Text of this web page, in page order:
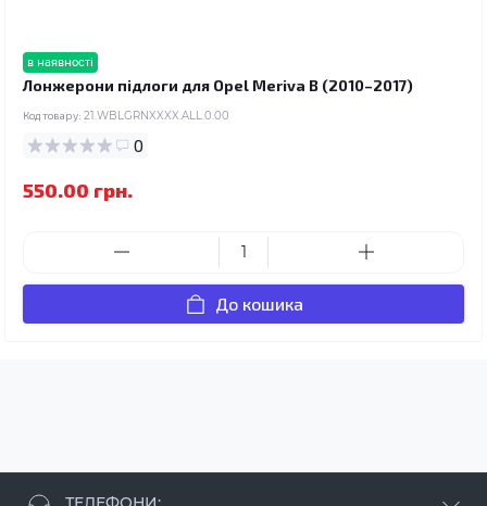
в наявності
Лонжерони підлоги для Opel Meriva B (2010–2017)
Код товару: 21.WBLGRNXXXX.ALL.0.00
0
550.00 грн.
До кошика